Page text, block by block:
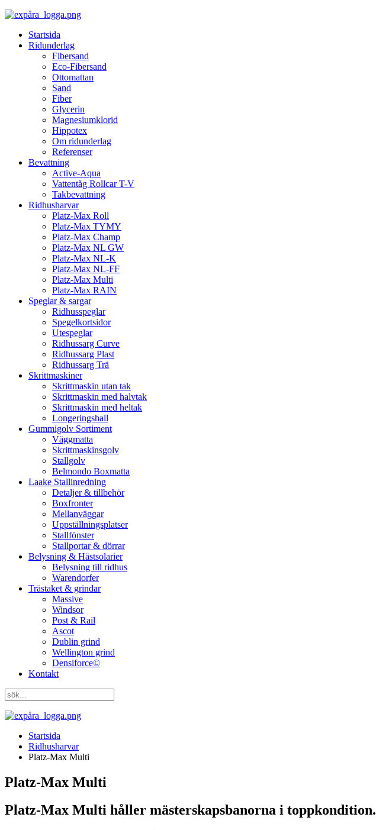
Startsida
Ridunderlag
Fibersand
Eco-Fibersand
Ottomattan
Sand
Fiber
Glycerin
Magnesiumklorid
Hippotex
Om ridunderlag
Referenser
Bevattning
Active-Aqua
Vattentåg Rollcar T-V
Takbevattning
Ridhusharvar
Platz-Max Roll
Platz-Max TYMY
Platz-Max Champ
Platz-Max NL GW
Platz-Max NL-K
Platz-Max NL-FF
Platz-Max Multi
Platz-Max RAIN
Speglar & sargar
Ridhusspeglar
Spegelkortsidor
Utespeglar
Ridhussarg Curve
Ridhussarg Plast
Ridhussarg Trä
Skrittmaskiner
Skrittmaskin utan tak
Skrittmaskin med halvtak
Skrittmaskin med heltak
Longeringshall
Gummigolv Sortiment
Väggmatta
Skrittmaskinsgolv
Stallgolv
Belmondo Boxmatta
Laake Stallinredning
Detaljer & tillbehör
Boxfronter
Mellanväggar
Uppställningsplatser
Stallfönster
Stallportar & dörrar
Belysning & Hästsolarier
Belysning till ridhus
Warendorfer
Trästaket & grindar
Massive
Windsor
Post & Rail
Ascot
Dublin grind
Wellington grind
Densiforce©
Kontakt
Startsida
Ridhusharvar
Platz-Max Multi
Platz-Max Multi
Platz-Max Multi håller mästerskapsbanorna i toppkondition.